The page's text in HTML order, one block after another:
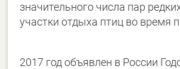
значительного числа пар
участки отдыха птиц во время
2017 год объявлен в России